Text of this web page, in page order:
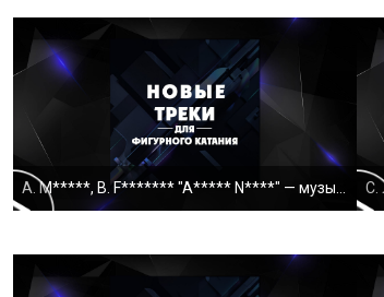
A. M*****, B. F******* "A***** N****" — музыкальны